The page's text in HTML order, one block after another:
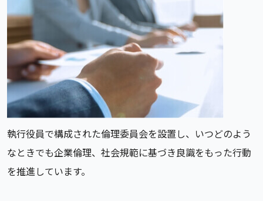
執行役員で構成された倫理委員会を設置し、いつどのよう
なときでも企業倫理、社会規範に基づき良識をもった行動
を推進しています。